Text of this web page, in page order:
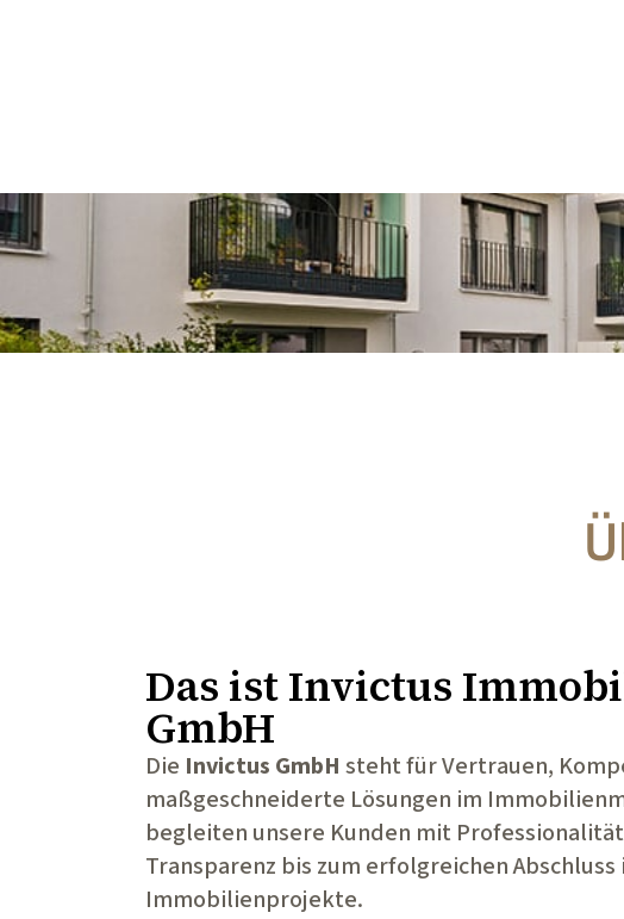
Das istInvictus
GmbH
Die Invictus GmbH steht für Vertrauen,
maßgeschneiderte Lösungen im
begleiten unsere Kunden mit
Transparenz bis zum erfolgreichen
Immobilienprojekte.